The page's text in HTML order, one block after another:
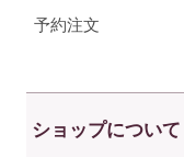
予約注文
ショップについて